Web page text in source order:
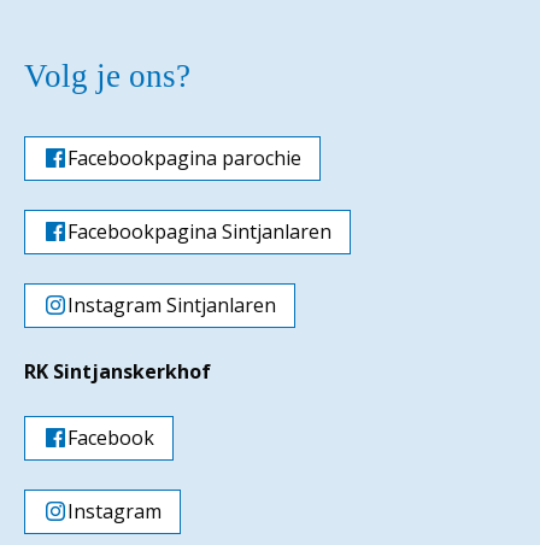
Volg je ons?
Facebookpagina parochie
Facebookpagina Sintjanlaren
Instagram Sintjanlaren
RK Sintjanskerkhof
Facebook
Instagram